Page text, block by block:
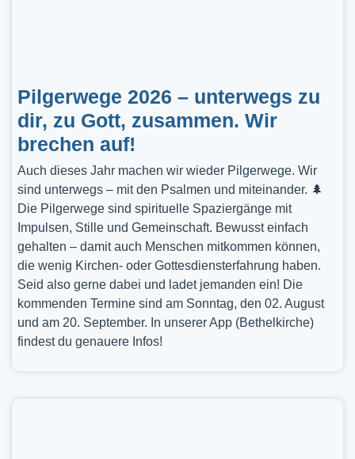
Pilgerwege 2026 – unterwegs zu
dir, zu Gott, zusammen. Wir
brechen auf!
Auch dieses Jahr machen wir wieder Pilgerwege. Wir
sind unterwegs – mit den Psalmen und miteinander. 🌲
Die Pilgerwege sind spirituelle Spaziergänge mit
Impulsen, Stille und Gemeinschaft. Bewusst einfach
gehalten – damit auch Menschen mitkommen können,
die wenig Kirchen- oder Gottesdiensterfahrung haben.
Seid also gerne dabei und ladet jemanden ein! Die
kommenden Termine sind am Sonntag, den 02. August
und am 20. September. In unserer App (Bethelkirche)
findest du genauere Infos!